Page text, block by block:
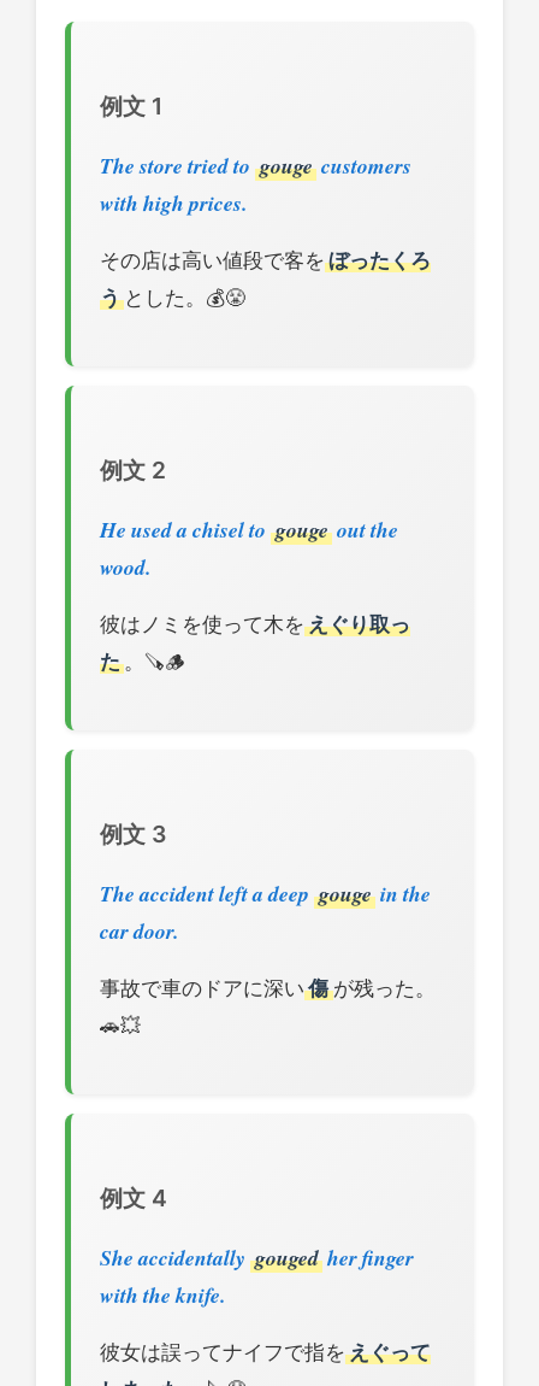
例文 1
The store tried to gouge customers
with high prices.
その店は高い値段で客を ぼったくろ
う とした。💰😤
例文 2
He used a chisel to gouge out the
wood.
彼はノミを使って木を えぐり取っ
た 。🪚🪵
例文 3
The accident left a deep gouge in the
car door.
事故で車のドアに深い 傷が残った。
🚗💥
例文 4
She accidentally gouged her finger
with the knife.
彼女は誤ってナイフで指を えぐって